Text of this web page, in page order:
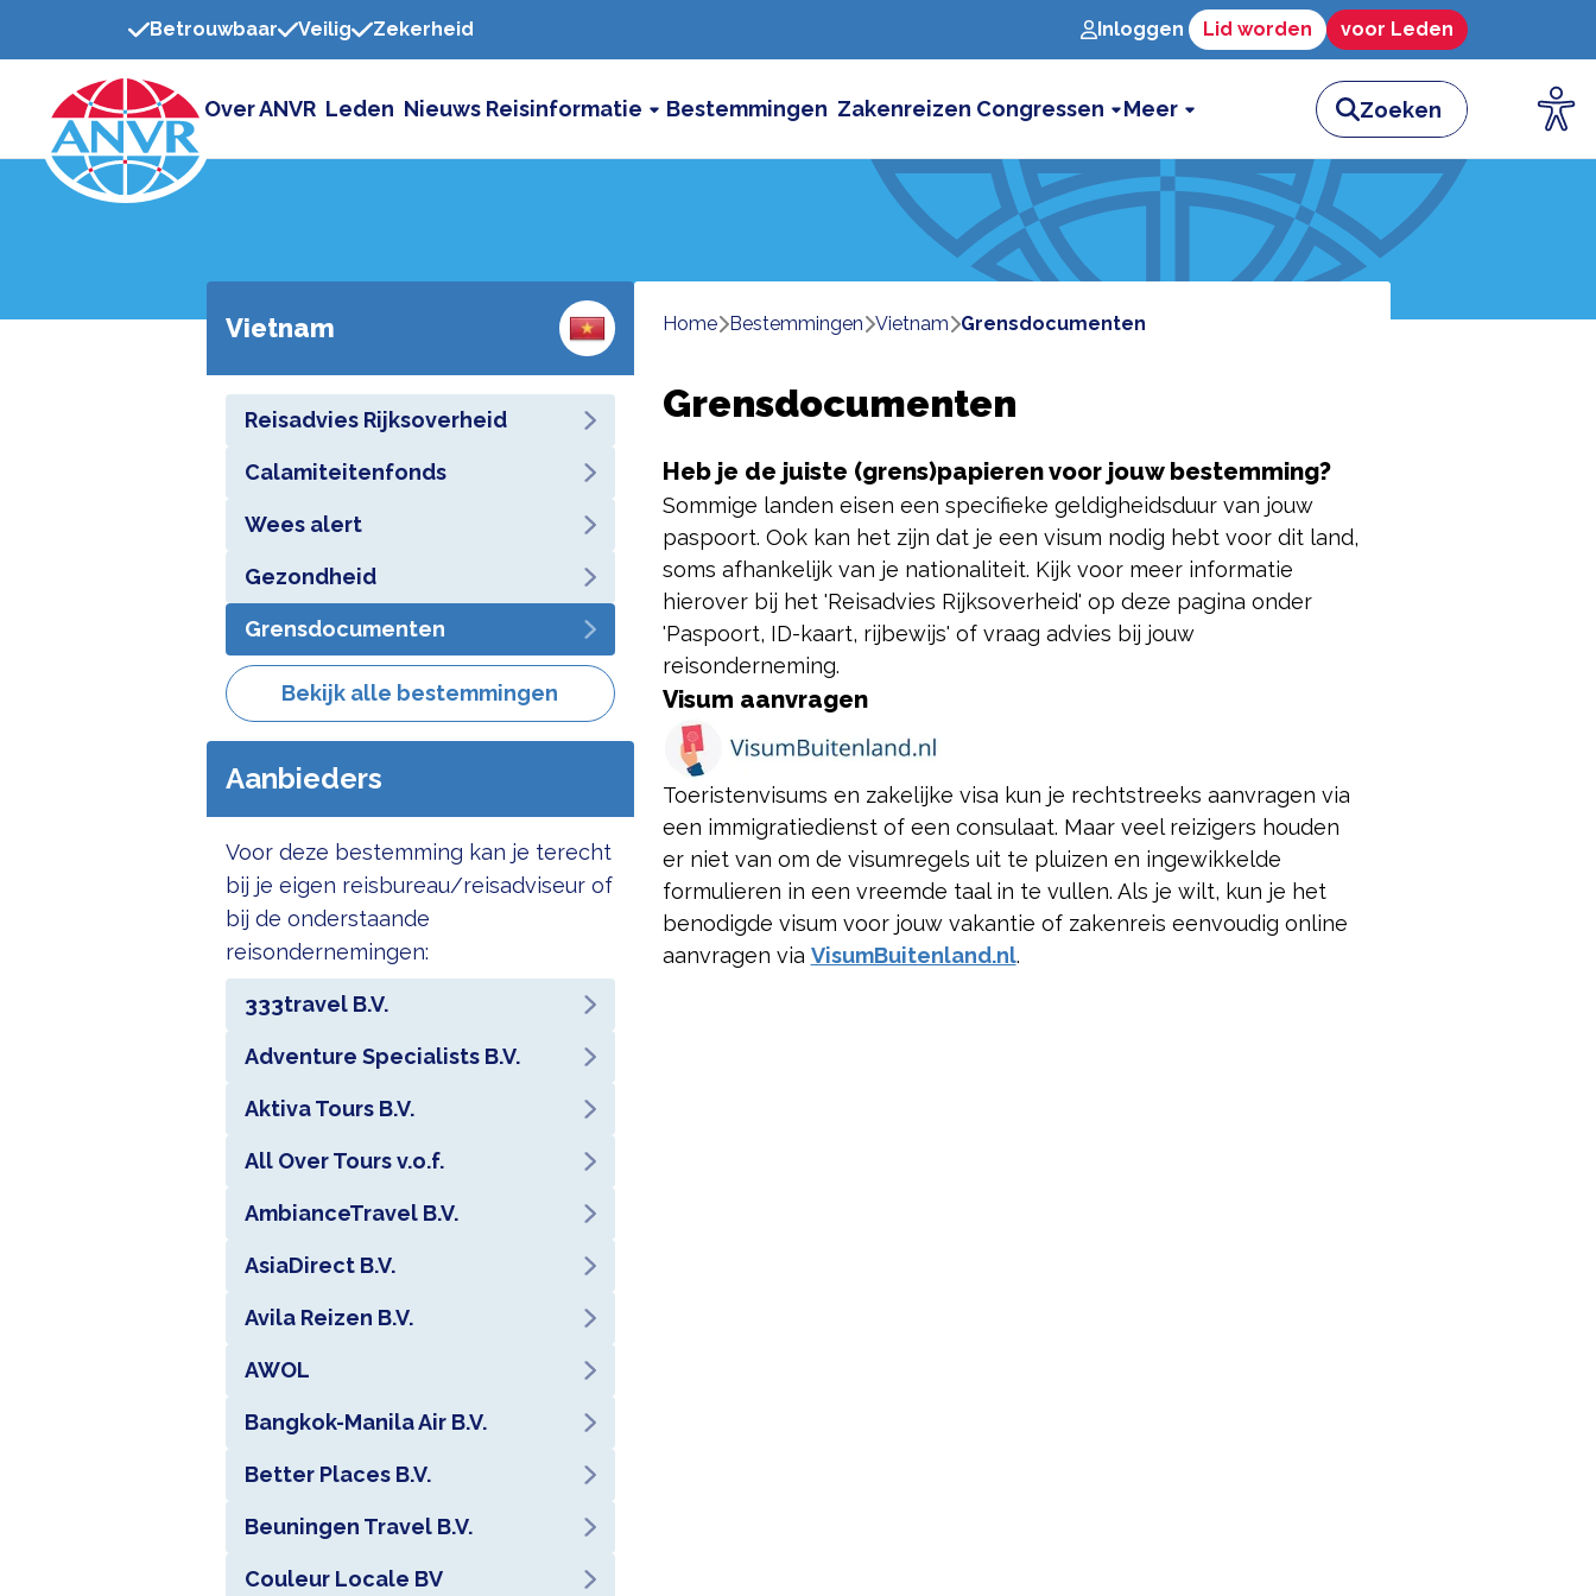
Betrouwbaar Veilig Zekerheid Inloggen Lid worden voor Leden
Over ANVR Leden Nieuws Reisinformatie Bestemmingen Zakenreizen Congressen Meer
Vietnam
Reisadvies Rijksoverheid
Calamiteitenfonds
Wees alert
Gezondheid
Grensdocumenten
Bekijk alle bestemmingen
Aanbieders
Voor deze bestemming kan je terecht
bij je eigen reisbureau/reisadviseur of
bij de onderstaande
reisondernemingen:
333travel B.V.
Adventure Specialists B.V.
Aktiva Tours B.V.
All Over Tours v.o.f.
AmbianceTravel B.V.
AsiaDirect B.V.
Avila Reizen B.V.
AWOL
Bangkok-Manila Air B.V.
Better Places B.V.
Beuningen Travel B.V.
Couleur Locale BV
Home bestemmingen vietnam grensdocumenten
Grensdocumenten
Heb je de juiste (grens)papieren voor jouw bestemming?
Sommige landen eisen een specifieke geldigheidsduur van jouw
paspoort. Ook kan het zijn dat je een visum nodig hebt voor dit land,
soms afhankelijk van je nationaliteit. Kijk voor meer informatie
hierover bij het 'Reisadvies Rijksoverheid' op deze pagina onder
'Paspoort, ID-kaart, rijbewijs' of vraag advies bij jouw
reisonderneming.
Visum aanvragen
Toeristenvisums en zakelijke visa kun je rechtstreeks aanvragen via
een immigratiedienst of een consulaat. Maar veel reizigers houden
er niet van om de visumregels uit te pluizen en ingewikkelde
formulieren in een vreemde taal in te vullen. Als je wilt, kun je het
benodigde visum voor jouw vakantie of zakenreis eenvoudig online
aanvragen via VisumBuitenland.nl.